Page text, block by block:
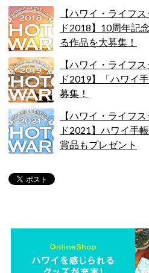
【ハワイ・ライフ
ド2018】10周年記
る作品を大募集！
【ハワイ・ライフ
ド2019】「ハワイ
募集！
【ハワイ・ライフ
ド2021】ハワイ手
賞品もプレゼント